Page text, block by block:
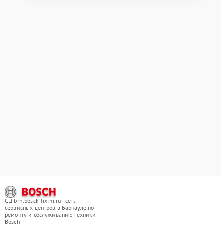
СЦ brn.bosch-fixim.ru - сеть
сервисных центров в Барнауле по
ремонту и обслуживанию техники
Bosch